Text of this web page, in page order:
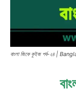
বাংলা জিকে কুইজ পর্ব-২৪ |